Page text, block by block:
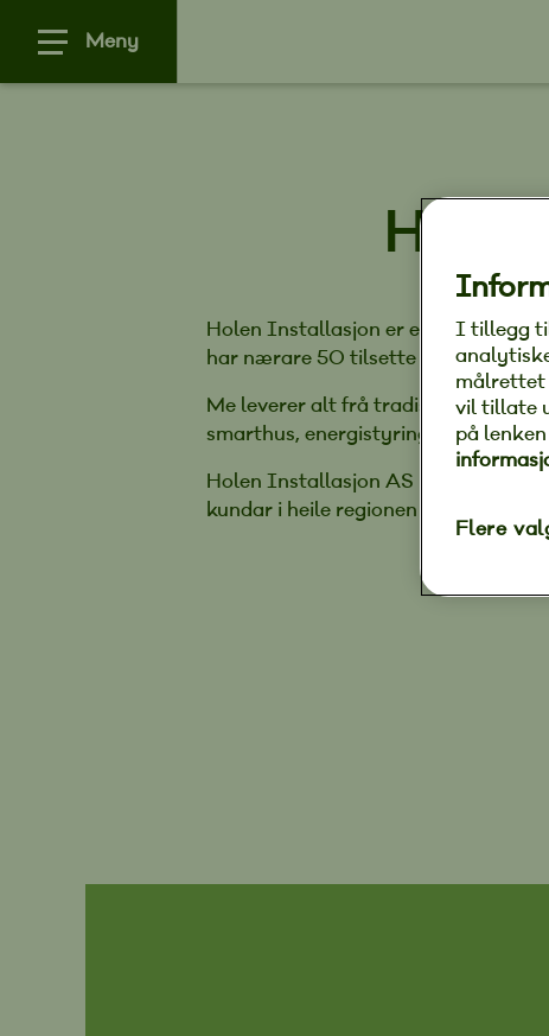
Meny
Holen Installasjon er ei av dei
har nærare 50 tilsette og me
Me leverer alt frå tradisjonelle
smarthus, energistyring, ekom og
Holen Installasjon AS har
kundar i heile regionen frå
I tillegg
målrettet
vil tillate
på
Flere